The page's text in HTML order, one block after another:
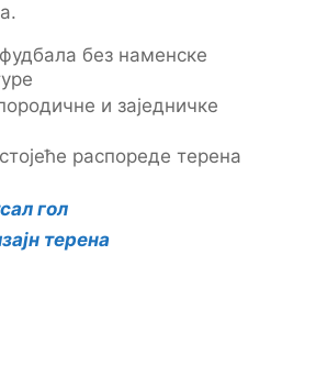
без наменске
и заједничке
распореде терена
гол
терена